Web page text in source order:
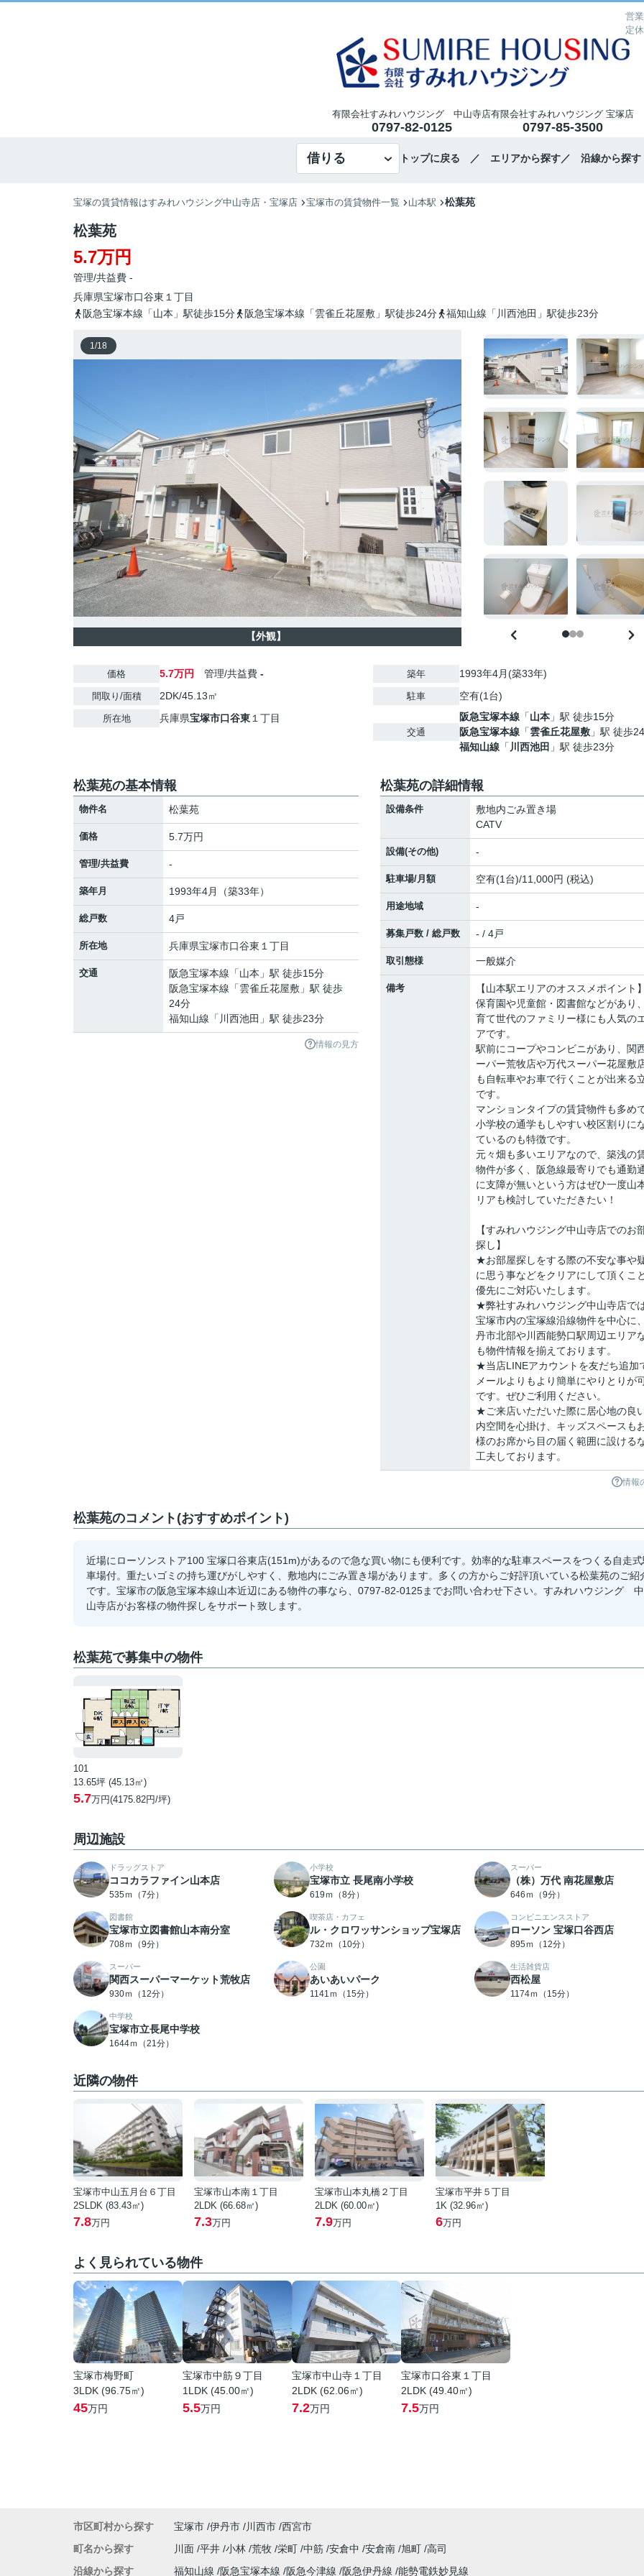
営
定
有限会社すみれハウジング 中山寺店
0797-82-0125
有限会社すみれハウジング 宝塚店
0797-85-3500
借りる トップに戻る ／ エリアから探す／ 沿線から探す
宝塚の賃貸情報はすみれハウジング中山寺店・宝塚店 宝塚市の賃貸物件一覧 山本駅 松葉苑
松葉苑
5.7万円
管理/共益費 -
兵庫県宝塚市口谷東 １丁目
阪急宝塚本線「山本」駅徒歩15分
阪急宝塚本線「雲雀丘花屋敷」駅徒歩24分 福知山線「川西池田」駅徒歩23分
1/18
【外観】
価格 5.7万円 管理/共益費 -
間取り/面積 2DK/45.13㎡
所在地 兵庫県宝塚市口谷東 １丁目
築年 1993年4月(築33年)
駐車 空有(1台)
交通
阪急宝塚本線 「山本 」駅 徒歩15分
阪急宝塚本線 「雲雀丘花屋敷 」駅 徒歩
福知山線 「 川西池田 」駅 徒歩23分
松葉苑の基本情報
物件名 松葉苑
価格 5.7万円
管理/共益費 -
築年月 1993年4月（築33年）
総戸数 4戸
所在地 兵庫県宝塚市口谷東 １丁目
交通 阪急宝塚本線 「山本 」駅 徒歩15分
阪急宝塚本線 「雲雀丘花屋敷 」駅 徒歩
24分
福知山線 「 川西池田 」駅 徒歩23分
情報の見方
松葉苑の詳細情報
設備条件
敷地内ごみ置き場
CATV
設備(その他) -
駐車場/月額 空有(1台)/11,000円 (税込)
用途地域 -
募集戸数 / 総戸数 - / 4戸
取引態様 一般媒介
備考
【山本駅エリアのオススメポイント
保育園や児童館・図書館などがあり
育て世代のファミリー様にも人気の
アです。
駅前にコープやコンビニがあり、関
ーパー荒牧店や万代スーパー花屋敷
も自転車やお車で行くことが出来る
です。
マンションタイプの賃貸物件も多め
小学校の通学もしやすい校区割りに
ているのも特徴です。
元々畑も多いエリアなので、築浅の
物件が多く、阪急線最寄りでも通勤
に支障が無いという方はぜひ一度山
リアも検討していただきたい！
【すみれハウジング中山寺店でのお
探し】
★お部屋探しをする際の不安な事や
に思う事などをクリアにして頂くこ
優先にご対応いたします。
★弊社すみれハウジング中山寺店で
宝塚市内の宝塚線沿線物件を中心に
丹市北部や川西能勢口駅周辺エリア
も物件情報を揃えております。
★当店LINEアカウントを友だち追加
メールよりもより簡単にやりとりが
です。ぜひご利用ください。
★ご来店いただいた際に居心地の良
内空間を心掛け、キッズスペースも
様のお席から目の届く範囲に設ける
工夫しております。
情報
松葉苑のコメント(おすすめポイント)
近場にローソンストア100 宝塚口谷東店(151m)があるので急な買い物にも便利です。効率的な駐車スペースをつくる自走
車場付。重たいゴミの持ち運びがしやすく、敷地内にごみ置き場があります。多くの方からご好評頂いている松葉苑のご紹
です。宝塚市の阪急宝塚本線山本近辺にある物件の事なら、0797-82-0125までお問い合わせ下さい。すみれハウジング 中
山寺店がお客様の物件探しをサポート致します。
松葉苑で募集中の物件
101
13.65坪 (45.13㎡)
5.7万円(4175.82円/坪)
周辺施設
ドラッグストア
ココカラファイン山本店
535ｍ（7分）
小学校
宝塚市立 長尾南小学校
619ｍ（8分）
スーパー
（株）万代 南花屋敷店
646ｍ（9分）
図書館
宝塚市立図書館山本南分室
708ｍ（9分）
喫茶店・カフェ
ル・クロワッサンショップ宝塚店
732ｍ（10分）
コンビニエンスストア
ローソン 宝塚口谷西店
895ｍ（12分）
スーパー
関西スーパーマーケット荒牧店
930ｍ（12分）
公園
あいあいパーク
1141ｍ（15分）
生活雑貨店
西松屋
1174ｍ（15分）
中学校
宝塚市立長尾中学校
1644ｍ（21分）
近隣の物件
宝塚市中山五月台６丁目
2SLDK (83.43㎡)
7.8万円
宝塚市山本南１丁目
2LDK (66.68㎡)
7.3万円
宝塚市山本丸橋２丁目
2LDK (60.00㎡)
7.9万円
宝塚市平井５丁目
1K (32.96㎡)
6万円
よく見られている物件
宝塚市梅野町
3LDK (96.75㎡)
45万円
宝塚市中筋９丁目
1LDK (45.00㎡)
5.5万円
宝塚市中山寺１丁目
2LDK (62.06㎡)
7.2万円
宝塚市口谷東１丁目
2LDK (49.40㎡)
7.5万円
市区町村から探す 宝塚市 伊丹市 川西市 西宮市
町名から探す
川面 平井 小林 荒牧 栄町 中筋 安倉中 安倉南 旭町 高司
沿線から探す
福知山線 阪急宝塚本線 阪急今津線 阪急伊丹線 能勢電鉄妙見線